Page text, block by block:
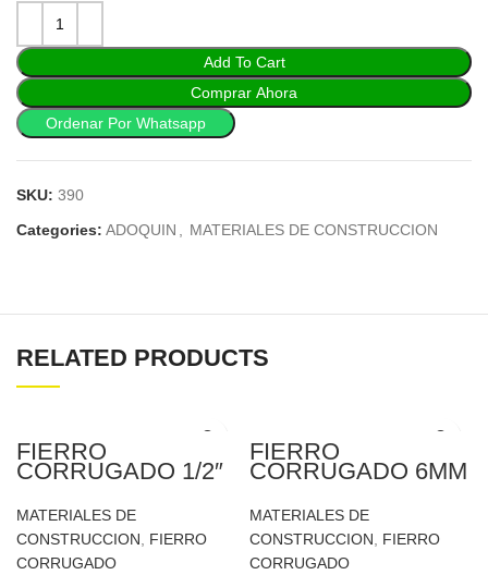
Add To Cart
Comprar Ahora
Ordenar Por Whatsapp
SKU: 390
Categories: ADOQUIN MATERIALES DE CONSTRUCCION
RELATED PRODUCTS
FIERRO
CORRUGADO 1/2″
MATERIALES DE
CONSTRUCCION
FIERRO
CORRUGADO
FIERRO
CORRUGADO 6MM
MATERIALES DE
CONSTRUCCION
FIERRO
CORRUGADO